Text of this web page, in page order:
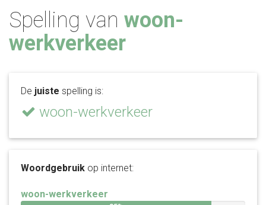
Spelling van woon-
werkverkeer
De juiste spelling is:
woon-werkverkeer
Woordgebruik op internet:
woon-werkverkeer